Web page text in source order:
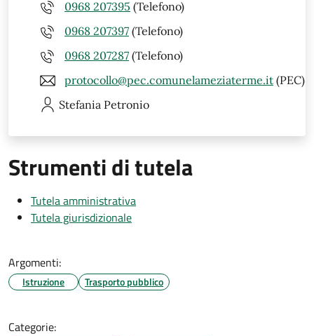
0968 207395 (Telefono)
0968 207397 (Telefono)
0968 207287 (Telefono)
protocollo@pec.comunelameziaterme.it (PEC)
Stefania Petronio
Strumenti di tutela
Tutela amministrativa
Tutela giurisdizionale
Argomenti:
Istruzione Trasporto pubblico
Categorie: